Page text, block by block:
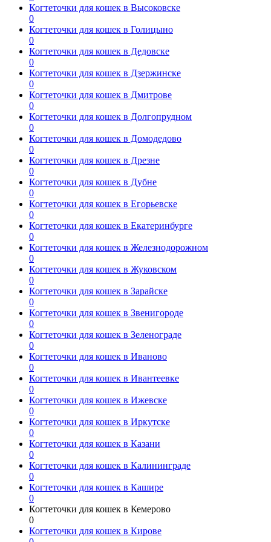
Когтеточки для кошек в Высоковске
0
Когтеточки для кошек в Голицыно
0
Когтеточки для кошек в Дедовске
0
Когтеточки для кошек в Дзержинске
0
Когтеточки для кошек в Дмитрове
0
Когтеточки для кошек в Долгопрудном
0
Когтеточки для кошек в Домодедово
0
Когтеточки для кошек в Дрезне
0
Когтеточки для кошек в Дубне
0
Когтеточки для кошек в Егорьевске
0
Когтеточки для кошек в Екатеринбурге
0
Когтеточки для кошек в Железнодорожном
0
Когтеточки для кошек в Жуковском
0
Когтеточки для кошек в Зарайске
0
Когтеточки для кошек в Звенигороде
0
Когтеточки для кошек в Зеленограде
0
Когтеточки для кошек в Иваново
0
Когтеточки для кошек в Ивантеевке
0
Когтеточки для кошек в Ижевске
0
Когтеточки для кошек в Иркутске
0
Когтеточки для кошек в Казани
0
Когтеточки для кошек в Калининграде
0
Когтеточки для кошек в Кашире
0
Когтеточки для кошек в Кемерово
0
Когтеточки для кошек в Кирове